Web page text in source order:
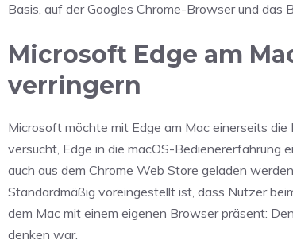
Basis, auf der Googles Chrome-Browser und das
Microsoft Edge am
verringern
Microsoft möchte mit Edge am Mac einerseits
versucht, Edge in die macOS-Bedienererfahrung
auch aus dem Chrome Web Store geladen
Standardmäßig voreingestellt ist, dass Nutzer
dem Mac mit einem eigenen Browser präsent:
denken war.